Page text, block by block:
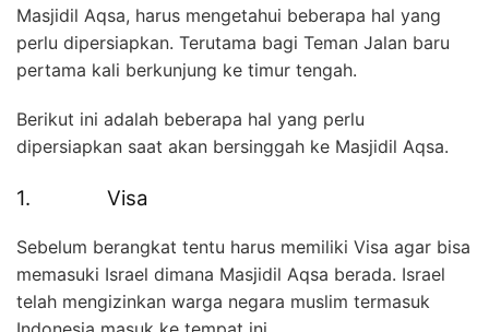
Masjidil Aqsa, harus mengetahui beberapa hal yang
perlu dipersiapkan. Terutama bagi Teman Jalan baru
pertama kali berkunjung ke timur tengah.
Berikut ini adalah beberapa hal yang perlu
dipersiapkan saat akan bersinggah ke Masjidil Aqsa.
1. Visa
Sebelum berangkat tentu harus memiliki Visa agar bisa
memasuki Israel dimana Masjidil Aqsa berada. Israel
telah mengizinkan warga negara muslim termasuk